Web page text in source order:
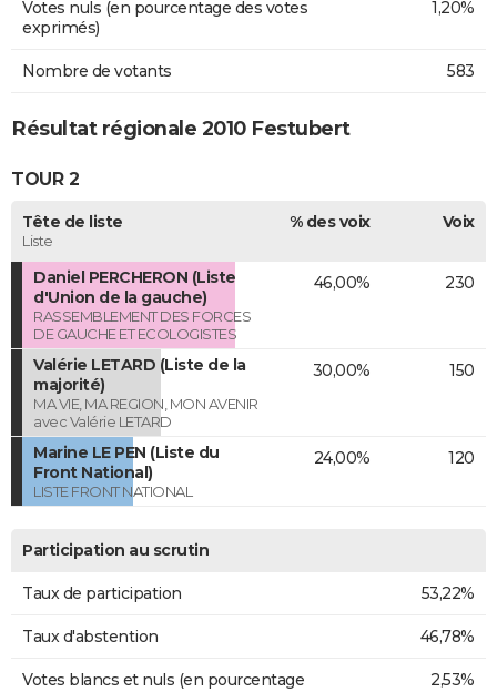
Votes nuls (en pourcentage des votes
exprimés)
1,20%
Nombre de votants 583
Résultat régionale 2010 Festubert
TOUR 2
Tête de liste
Liste
% des voix Voix
Daniel PERCHERON (Liste
d'Union de la gauche)
RASSEMBLEMENT DES FORCES
DE GAUCHE ET ECOLOGISTES
46,00% 230
Valérie LETARD (Liste de la
majorité)
MA VIE, MA REGION, MON AVENIR
avec Valérie LETARD
30,00% 150
Marine LE PEN (Liste du
Front National)
LISTE FRONT NATIONAL
24,00% 120
Participation au scrutin
Taux de participation 53,22%
Taux d'abstention 46,78%
Votes blancs et nuls (en pourcentage
2,53%